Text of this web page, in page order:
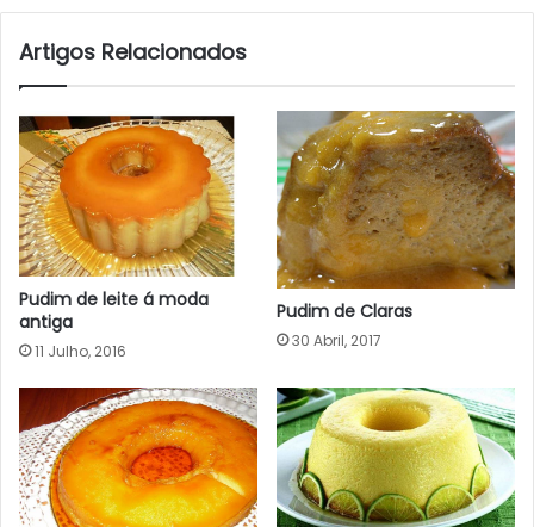
Artigos Relacionados
Pudim de leite á moda
antiga
11 Julho, 2016
Pudim de Claras
30 Abril, 2017